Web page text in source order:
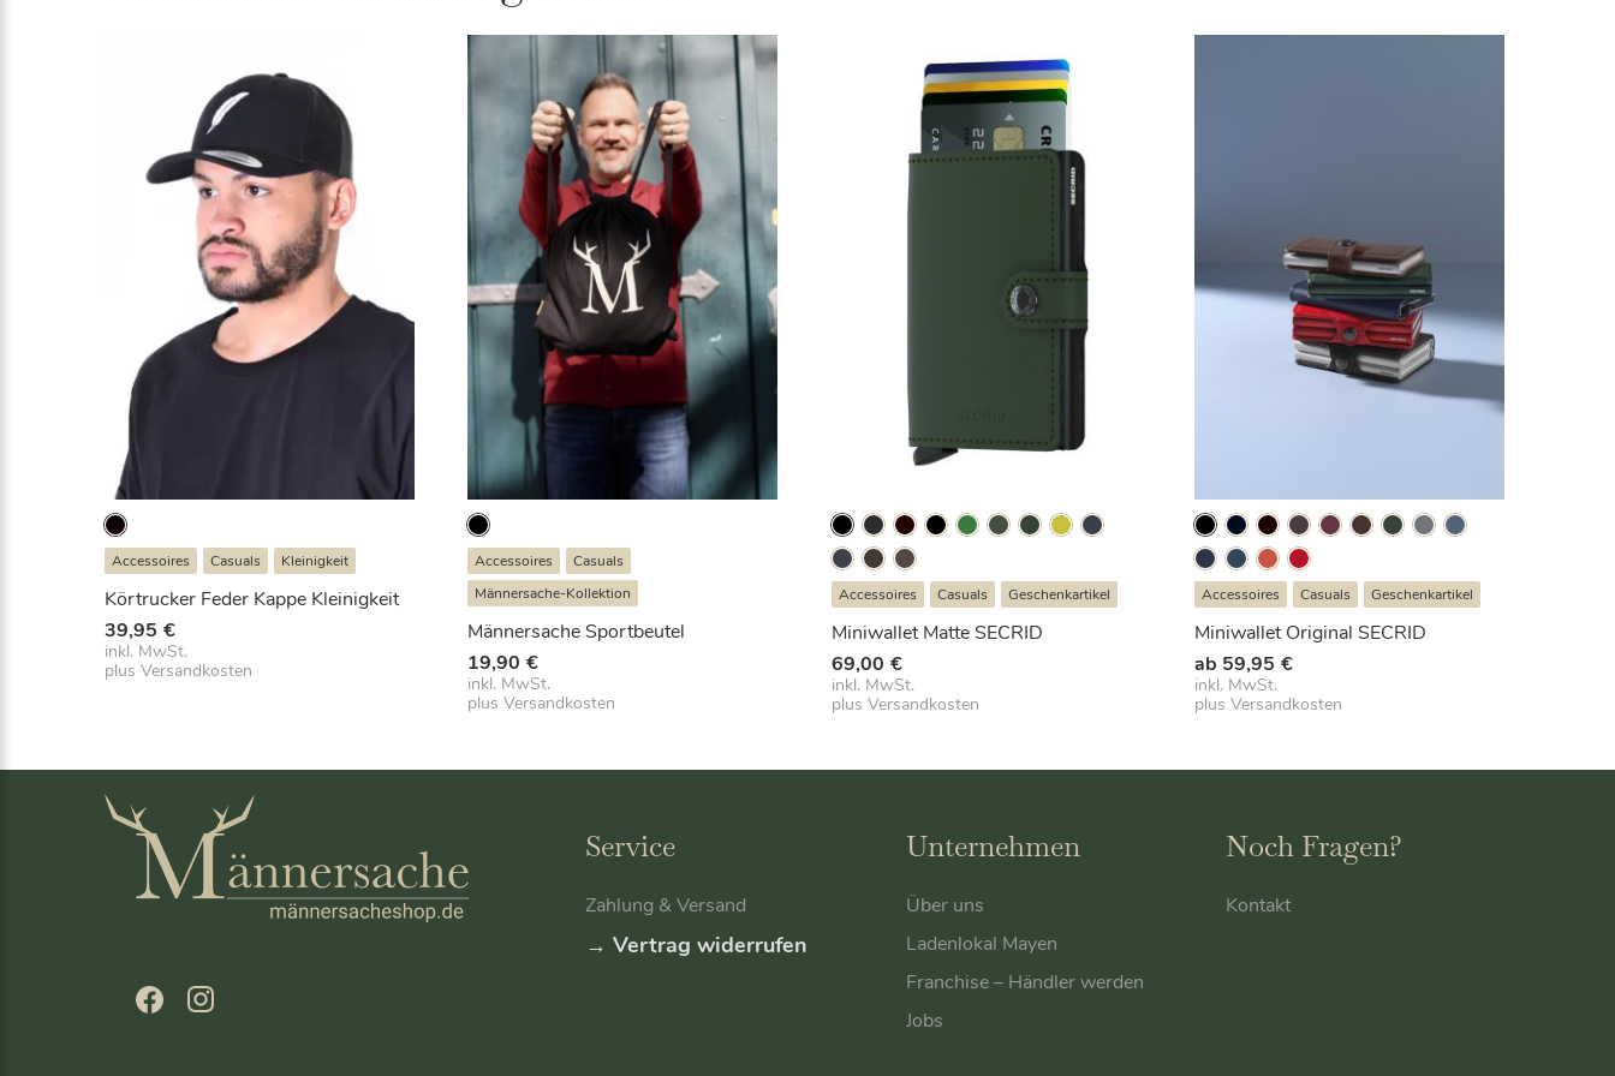
Accessoires Casuals Kleinigkeit
Körtrucker Feder Kappe Kleinigkeit
39,95 €
inkl. MwSt.
plus Versandkosten
Accessoires
Casuals
Männersache-Kollektion
Männersache Sportbeutel
19,90 €
inkl. MwSt.
plusVersandkosten
Accessoires Casuals Geschenkartikel
Miniwallet Matte SECRID
69,00 €
inkl. MwSt.
plus Versandkosten
Accessoires Casuals Geschenkartikel
Miniwallet Original SECRID
ab 59,95 €
inkl. MwSt.
plusVersandkosten
Service
Zahlung & Versand
→ Vertrag widerrufen
Unternehmen
Über uns
Ladenlokal Mayen
Franchise – Händler werden
Jobs
Noch Fragen?
Kontakt